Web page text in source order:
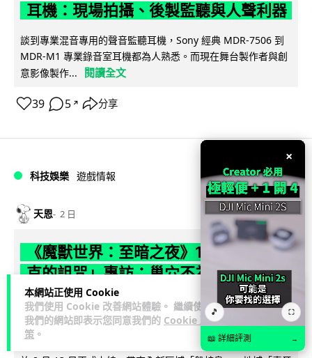
本網站正使用 Cookie
我們使用 Cookie 改善網站體驗。 繼續使用
我們的網站即表示您同意我們的 Cookie 政
策 。
耳機：現場拍攝、後製監聽與人聲利器
談到專業混音專用的聲音監聽耳機，Sony 經典 MDR-7506 到
MDR-M1 專業錄音室耳機都為人熟悉。而現在舞台製作者與創
意影像製作...
閱讀全文
39 5 ↗ 分享
科技娛樂 遊戲情報
天恩 2 日
《魔獸世界：至暗之夜》12.1 「烏拉特
克的詛咒」專訪：巢穴不為提高世界首
領門檻而設 《諸王之眠》縮短約 10 分
鐘
《魔獸世界：至暗之夜》版本更新 12.1「烏拉特克的詛咒」將
×
🎵 ⛶
📖 詳細評測 →